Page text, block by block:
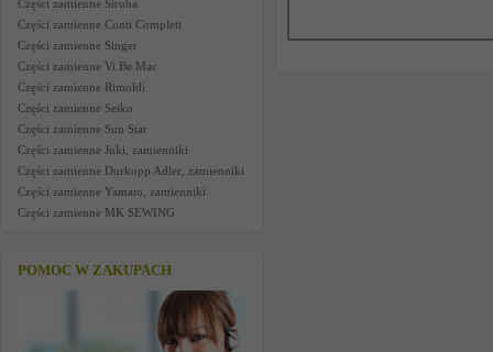
Części zamienne Siruba
Części zamienne Conti Complett
Części zamienne Singer
Części zamienne Vi.Be.Mac
Części zamienne Rimoldi
Części zamienne Seiko
Części zamienne Sun Star
Części zamienne Juki, zamienniki
Części zamienne Durkopp Adler, zamienniki
Części zamienne Yamato, zamienniki
Części zamienne MK SEWING
POMOC W ZAKUPACH